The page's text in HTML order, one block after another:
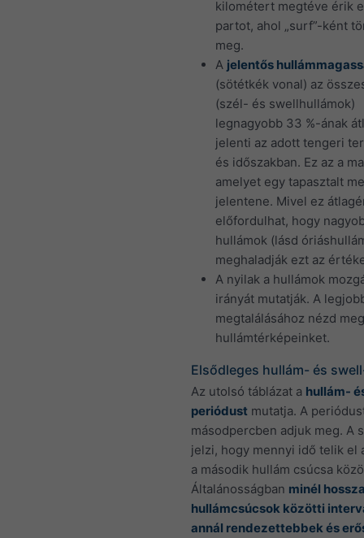
kilométert megtéve érik
partot, ahol „surf”-ként
meg.
A jelentős
(sötétkék vonal) az
(szél- és swellhullámok)
legnagyobb 33 %-ának
jelenti az adott tengeri
és időszakban. Ez az a
amelyet egy tapasztalt
jelentene. Mivel ez
előfordulhat, hogy
hullámok (lásd
meghaladják ezt az
A nyilak a hullámok
irányát mutatják. A
megtalálásához nézd meg
hullámtérképeinket.
Elsődleges hullám- és
Az utolsó táblázat a hullám-
periódust mutatja. A
másodpercben adjuk meg. A
jelzi, hogy mennyi idő telik el
a második hullám csúcsa
Általánosságban minél
hullámcsúcsok közötti
annál rendezettebbek és